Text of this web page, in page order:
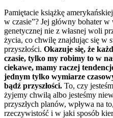
Pamiętacie książkę
w czasie”? Jej główny bohater
genetycznej nie z własnej woli
życia, co chwilę znajdując się w
przyszłości. Okazuje się, że
czasie, tylko my robimy to w
ciekawe, mamy raczej
jednym tylko wymiarze
bądź przyszłości. To, czy
żyjemy chwilą albo jesteśmy
przyszłych planów, wpływa na
rzeczywistość i w jaki sposób